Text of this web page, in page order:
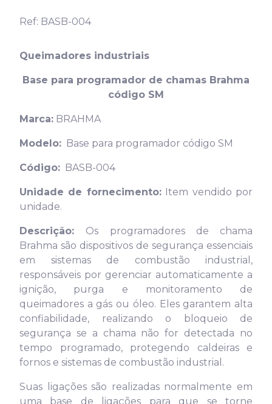
Ref: BASB-004
Queimadores industriais
Base para programador de chamas Brahma
código SM
Marca: BRAHMA
Modelo: Base para programador código SM
Código: BASB-004
Unidade de fornecimento:Item vendido por
unidade.
Descrição: Os programadores de chama
Brahma são dispositivos de segurança essenciais
em sistemas de combustão industrial,
responsáveis por gerenciar automaticamente a
ignição, purga e monitoramento de
queimadores a gás ou óleo. Eles garantem alta
confiabilidade, realizando o bloqueio de
segurança se a chama não for detectada no
tempo programado, protegendo caldeiras e
fornos e sistemas de combustão industrial.
Suas ligações são realizadas normalmente em
uma base de ligações para que se torne